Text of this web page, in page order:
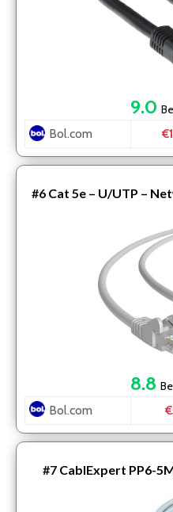
9.0
Bol.com
#6 Cat 5e – U/UTP –
Internetkabel – 1 Gbps
8.8
Bol.com
#7 CablExpert PP6-